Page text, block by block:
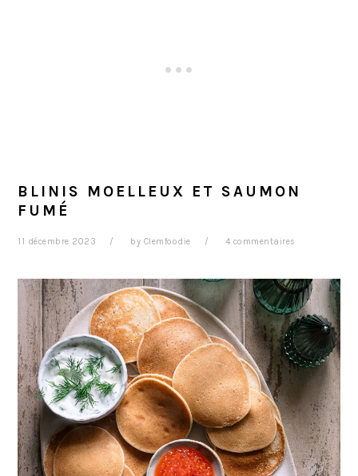
BLINIS MOELLEUX ET SAUMON
FUMÉ
11 décembre 2023 by Clemfoodie 4 commentaires